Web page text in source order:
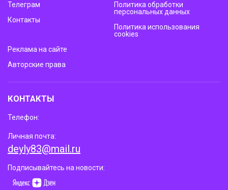
Телеграм
Контакты
Политика обработки
персональных данных
Политика использования
cookies
Реклама на сайте
Авторские права
КОНТАКТЫ
Телефон:
Личная почта:
deyly83@mail.ru
Подписывайтесь на новости: